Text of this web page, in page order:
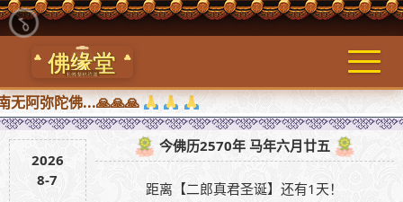
阿弥陀佛...🙏🙏🙏
2026
8-7
今佛历2570年 马年六月廿五
距离【二郎真君圣诞】还有1天！